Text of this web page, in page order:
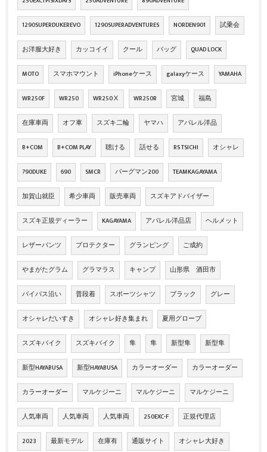
1290SUPERDUKEREVO 1290SUPERADVENTURES NORDEN901 試乗会
お洋服大好き カッコイイ クール バッグ QUAD LOCK
MOTO スマホマウント iPhoneケース galaxyケース YAMAHA
WR250F WR250 WR250Ⅹ WR250R 宮城 福島
在庫車両 オフ車 スズキ二輪 ヤマハ アパレル洋品
B+COM B+COM PLAY 聴ける 話せる RS TSICHI オシャレ
790DUKE 690 SMCR バーグマン200 TEAMKAGAYAMA
加賀山就臣 希少車両 販売車両 スズキアドバイザー
スズキ正規ディーラー KAGAYAMA アパレル洋品店 ヘルメット
レザーパンツ プロテクター グランピング ご成約
やまがたグラム グラマラス キャンプ 山形県 酒田市
バイパス沿い 普段着 スポーツシャツ ブラック グレー
オシャレだいすき オシャレ好き集まれ 夏用グローブ
スズキバイク スズキバイク 隼 隼 新型隼 新型隼
新型HAYABUSA 新型HAYABUSA カラーオーダー カラーオーダー
カラーオーダー マルケジーニ マルケジーニ マルケジーニ
人気車両 人気車両 人気車両 250EXC-F 正規代理店
2023 最新モデル 在庫有 通販サイト オシャレ大好き